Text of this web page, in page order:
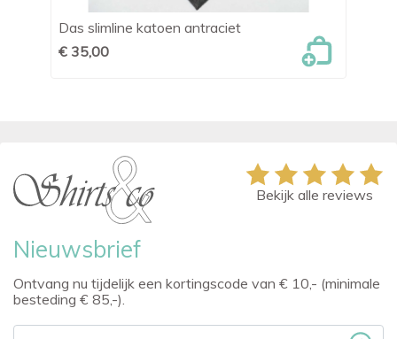
Das slimline katoen antraciet
€ 35,00
Nieuwsbrief
Ontvang nu tijdelijk een kortingscode van € 10,- (minimale
besteding € 85,-).
Bekijk alle reviews